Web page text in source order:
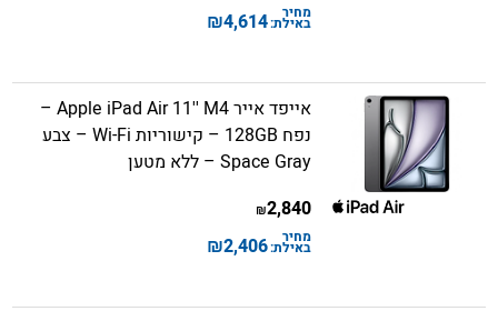
מחיר
באילת:4,614
₪
אייפד אייר Apple iPad Air 11'' M4 –
נפח 128GB – קישוריות Wi-Fi – צבע
Space Gray – ללא מטען
2,840
₪
מחיר
באילת:2,406
₪